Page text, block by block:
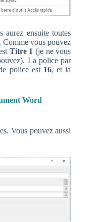
aurez ensuite toutes
vous pouvez
Titre 1 (je ne vous
La police par
police est 16, et la
Word
Vous pouvez aussi